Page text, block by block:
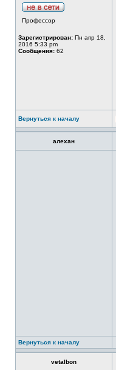
Профессор
Зарегистрирован: Пн апр 18,
2016 5:33 pm
Сообщения: 62
Вернуться к началу
алехан
Вернуться к началу
vetalbon